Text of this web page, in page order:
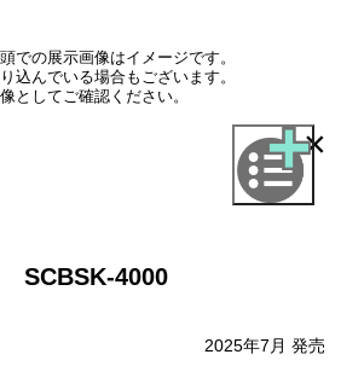
での展示画像はイメージです。
込んでいる場合もございます。
としてご確認ください。
×
SCBSK-4000
2025年7月 発売